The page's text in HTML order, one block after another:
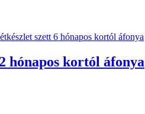
hónapos kortól áfonya